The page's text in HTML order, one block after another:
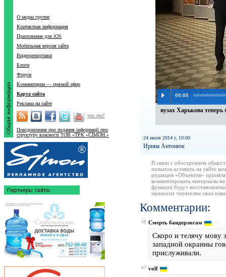
00:00
вузах Харькова
24 июля 2014 г, 19:00
Ирина Антонюк
В связи с обострением
попыток оставить на сайте
редакция «Объектив»
комментировать материалы
функции будут
приносит читателям свои
Комментарии:
#8 Смерть бандерлогам
Скоро и телячу мову
западной окраины
прислуживали.
#7 volf
О медиа группе
Контактная информация
Приложение для iOS
Мобильная версия сайта
Видеорепортажи
Блоги
Форум
Комментарии — прямой эфир
Карта сайта
Реклама на сайте
что это?
Повідомлення про подання інформації про
структуру власності ТОВ «ТРК «СІМОН.»